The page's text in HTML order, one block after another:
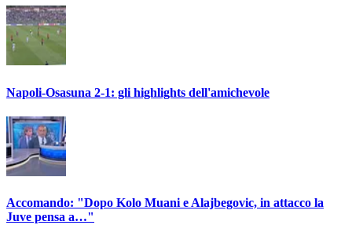
Napoli-Osasuna 2-1: gli highlights dell'amichevole
Accomando: "Dopo Kolo Muani e Alajbegovic, in attacco la
Juve pensa a…"